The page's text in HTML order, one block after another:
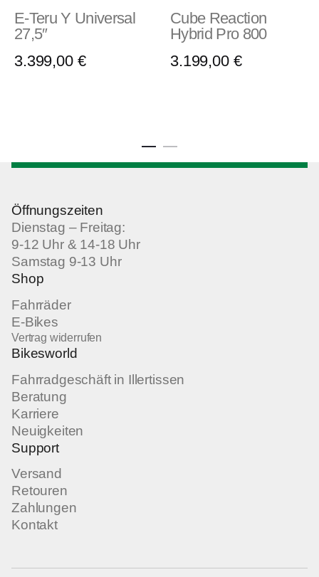
E-Teru Y Universal
27,5″
3.399,00 €
Cube Reaction
Hybrid Pro 800
3.199,00 €
Öffnungszeiten
Dienstag – Freitag:
9-12 Uhr & 14-18 Uhr
Samstag 9-13 Uhr
Shop
Fahrräder
E-Bikes
Vertrag widerrufen
Bikesworld
Fahrradgeschäft in Illertissen
Beratung
Karriere
Neuigkeiten
Support
Versand
Retouren
Zahlungen
Kontakt